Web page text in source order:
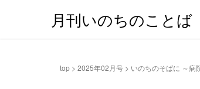
月刊いのちのことば
top > 2025年02月号 > いのちのそばに ～